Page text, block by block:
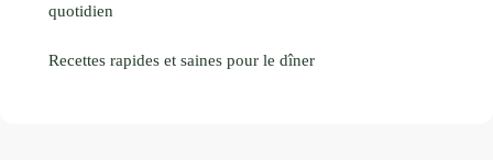
quotidien
Recettes rapides et saines pour le dîner